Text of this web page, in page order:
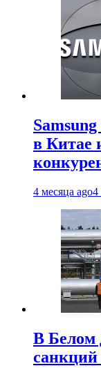
в Китае
4 месяца ago4
В Белом
санкций